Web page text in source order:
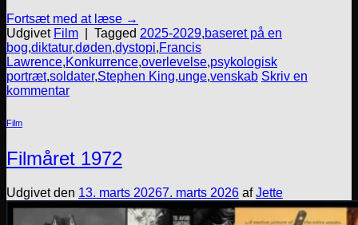
Fortsæt med at læse →
Udgivet Film Tagged 2025-2029,baseret på en
bog,diktatur,døden,dystopi,Francis
Lawrence,Konkurrence,overlevelse,psykologisk
portræt,soldater,Stephen King,unge,venskab Skriv en
kommentar
Film
Filmåret 1972
Udgivet den 13. marts 20267. marts 2026 afJette